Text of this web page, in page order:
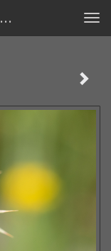
Fotografie Wim Verhagen - Mariadistel